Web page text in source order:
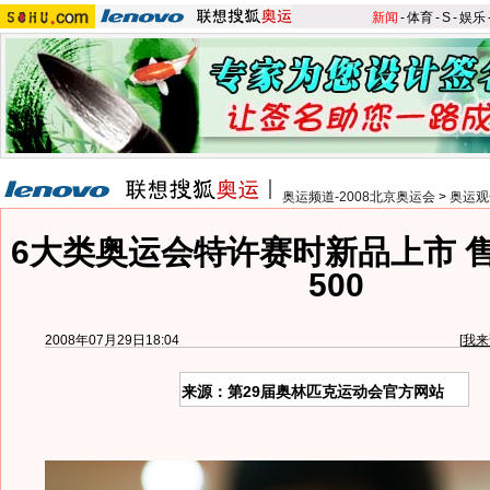
新闻 -体育-S-娱乐
奥运频道-2008北京奥运会 > 奥运
6大类奥运会特许赛时新品上市
500
2008年07月29日18:04 [我
来源：第29届奥林匹克运动会官方网站